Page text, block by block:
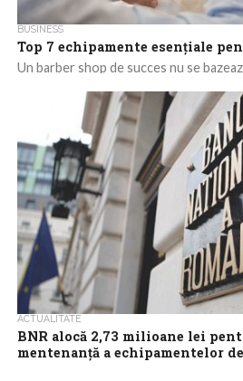
BUSINESS
Top 7 echipamente esențiale
Un barber shop de succes nu se
domeniu în care...
ACTUALITATE
BNR alocă 2,73 milioane lei
mentenanţă a echipamentelor